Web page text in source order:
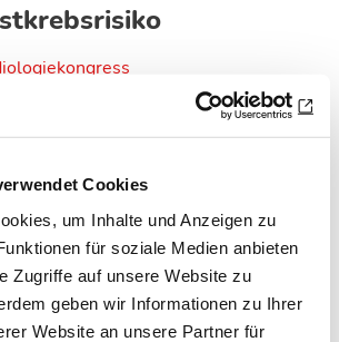
Cookies
um Inhalte und Anzeigen zu
für soziale Medien anbieten
Zugriffe auf unsere Website zu
geben wir Informationen zu Ihrer
Website an unsere Partner für
Kardiologiekongress in Barcelona